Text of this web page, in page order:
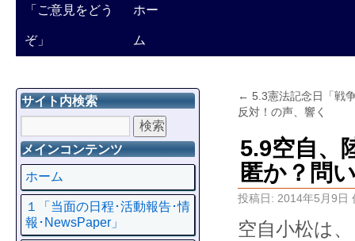
「ご意見をどう
ぞ」
ホー
ム
← 5.3憲法記念日「戦
反対！の声、響く
5.9空自、
匿か？問
投稿日: 2014年5月9日
空自小松は
サイト内検索
メインコンテンツ
ホーム
１「当面の日程･活動報告･情
報･NewsPaper」